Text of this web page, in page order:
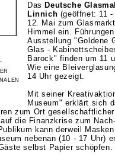
Das Deutsche
Linnich (geöffnet: 11
12. Mai zum
Himmel ein.
Ausstellung "Goldene
Glas -
Barock" finden um 11
Wie eine
14 Uhr gezeigt.
Mit seiner
Museum" erklärt sich
zum Ort
die Finanzkrise zum
kann derweil
nebenan (10 - 17 Uhr)
selbst Papier schöpfen.